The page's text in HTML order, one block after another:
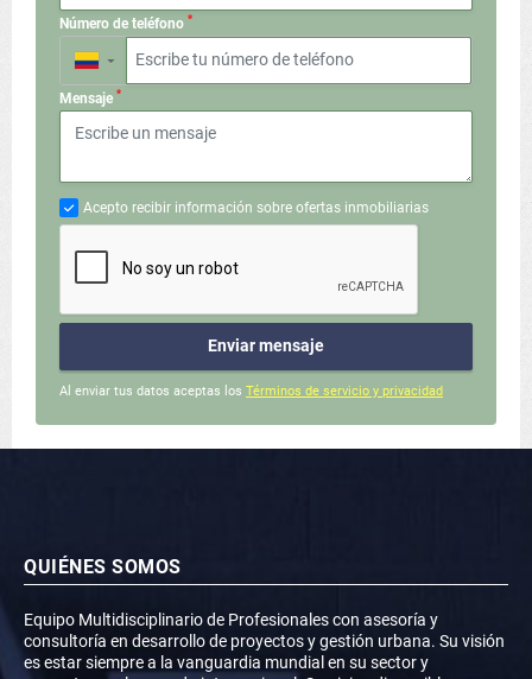
Número de teléfono *
▼
Mensaje *
Acepto recibir información sobre ofertas inmobiliarias
Enviar mensaje
Al enviar tus datos aceptas los Términos de servicio y privacidad
QUIÉNES SOMOS
Equipo Multidisciplinario de Profesionales con asesoría y
consultoría en desarrollo de proyectos y gestión urbana. Su visión
es estar siempre a la vanguardia mundial en su sector y